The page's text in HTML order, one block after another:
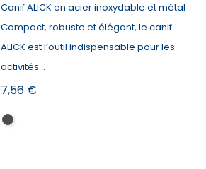
Canif ALICK en acier inoxydable et métal
Compact, robuste et élégant, le canif
ALICK est l’outil indispensable pour les
activités...
Prix
7,56 €
Noir